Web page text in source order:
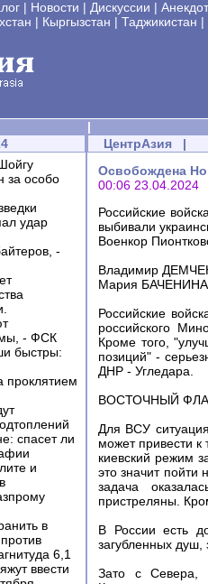
| Новости | Дискуссии |
| Кыргызстан | Таджикистан |
|
за особо
удар
-
- ФСК
быстры:
проклятием
спасет ли
и
в
6,1
ввести
ЦентрАзия |
Освобождена
00:06 23.04.2024
Российские
выбивали
Военкор
Владимир
Мария БАЧЕНИНА
Российские
российского
Кроме того,
позиций" -
ДНР - Угледара.
ВОСТОЧНЫЙ
Для ВСУ
может привести к
киевский режим
это значит пойти
задача
пристреляны.
В России есть
загубленных душ,
Зато с Севера,